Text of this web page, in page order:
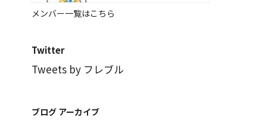
メンバー一覧はこちら
Twitter
Tweets by フレブル
ブログ アーカイブ